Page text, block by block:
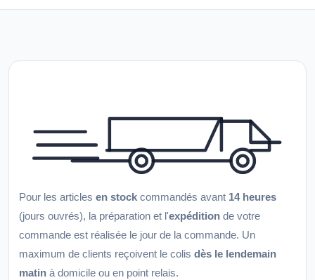
Pour les articles en stock commandés avant 14 heures
(jours ouvrés), la préparation et l'expédition de votre
commande est réalisée le jour de la commande. Un
maximum de clients reçoivent le colis dès le lendemain
matin à domicile ou en point relais.